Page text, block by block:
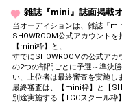
雑誌『mini』誌面掲載
当オーディションは、雑誌「
SHOWROOM公式アカウント
【mini枠】と、
すでにSHOWROOMの公式アカ
の2つの部門ごとに予選～準決
い、上位者は最終審査を実施し
最終審査は、【mini枠】と【
別途実施する【TGCスクール枠